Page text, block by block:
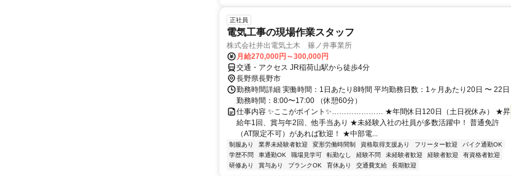
正社員
電気工事の現場作業スタッフ
株式会社井出電気土木 篠ノ井事業所
月給270,000円～300,000円
交通・アクセス JR稲荷山駅から徒歩4分
長野県長野市
勤務時間詳細 実働時間：1日あたり8時間 平均勤務日数：1ヶ月あたり20日 〜 22日
勤務時間：8:00〜17:00 （休憩60分）
仕事内容 ✨ここがポイント✨………………… ★年間休日120日（土日祝休み） ★昇
給年1回、賞与年2回、他手当あり ★未経験入社の社員が多数活躍中！ 普通免許
（AT限定不可）があれば歓迎！ ★中部電...
制服あり 業界未経験者歓迎 変形労働時間制 資格取得支援あり フリーター歓迎
バイク通勤OK
学歴不問
車通勤OK 職場見学可 転勤なし 経験不問 未経験者歓迎 経験者歓迎
有資格者歓迎
研修あり
賞与あり ブランクOK 育休あり 交通費支給 長期歓迎